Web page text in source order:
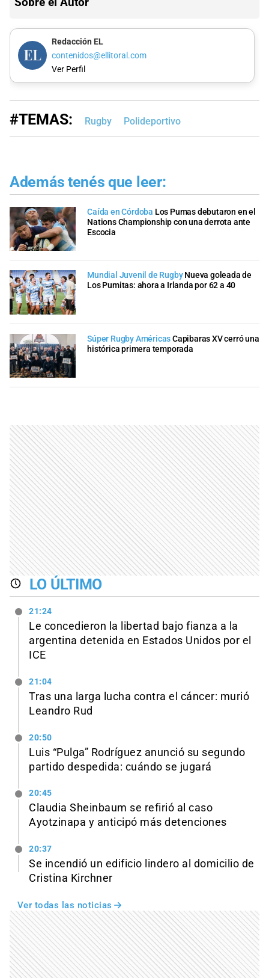
Redacción EL
contenidos@ellitoral.com
Ver Perfil
#TEMAS: Rugby Polideportivo
Además tenés que leer:
Caída en Córdoba Los Pumas debutaron en el
Nations Championship con una derrota ante
Escocia
Mundial Juvenil de Rugby Nueva goleada de
Los Pumitas: ahora a Irlanda por 62 a 40
Súper Rugby AméricasCapibaras XV cerró una
histórica primera temporada
LO ÚLTIMO
21:24
Le concedieron la libertad bajo fianza a la
argentina detenida en Estados Unidos por el
ICE
21:04
Tras una larga lucha contra el cáncer: murió
Leandro Rud
20:50
Luis “Pulga” Rodríguez anunció su segundo
partido despedida: cuándo se jugará
20:45
Claudia Sheinbaum se refirió al caso
Ayotzinapa y anticipó más detenciones
20:37
Se incendió un edificio lindero al domicilio de
Cristina Kirchner
Ver todas las noticias